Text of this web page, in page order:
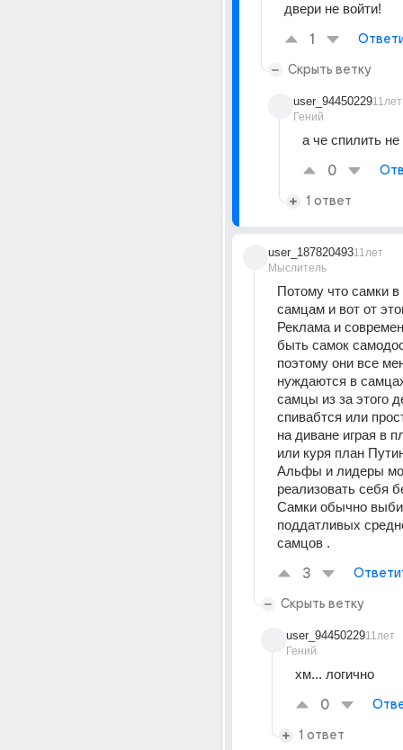
двери не войти!
1
Скрыть ветку
user_94450229
Гений
11лет
а че спилить
0
1 ответ
user_187820493
Мыслитель
11лет
Потому что самки
самцам и вот от
Реклама и
быть самок
поэтому они все
нуждаются в
самцы из за этого
спивабтся или
на диване играя в
или куря план
Альфы и лидеры
реализовать себя
Самки обычно
поддатливых
самцов .
3
Скрыть ветку
user_94450229
Гений
11лет
хм... логично
0
1 ответ